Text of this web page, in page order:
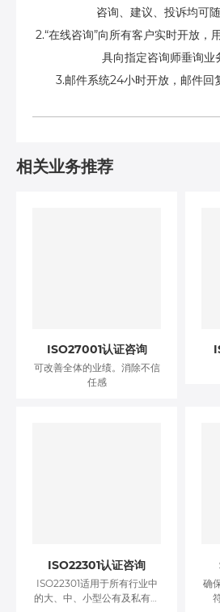
咨询、建议、投诉均可
2.“在线咨询”向所有客户实时开放，
具向指定咨询师垂询业
3.邮件系统24小时开放，邮件回
相关业务推荐
ISO27001认证咨询
可改善全体的业绩。消除不信
任感
ISO22301认证咨询
ISO22301适用于所有行业中
的大、中、小型公有及私有组
确